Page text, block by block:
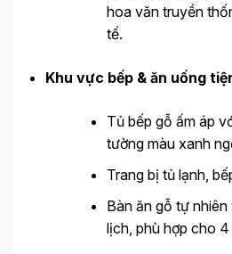
hoa văn truyền
tế.
Khu vực bếp & ăn uống
Tủ bếp gỗ ấm áp
tường màu xanh
Trang bị tủ lạnh,
Bàn ăn gỗ tự
lịch, phù hợp cho 4